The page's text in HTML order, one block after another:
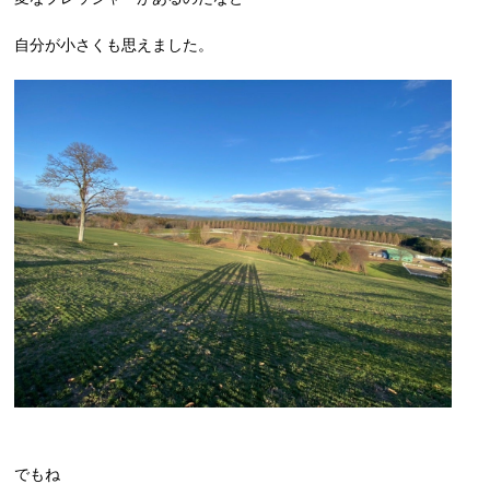
自分が小さくも思えました。
でもね